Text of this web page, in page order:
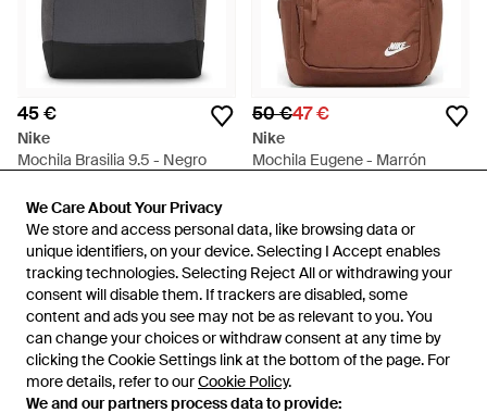
We Care About Your Privacy
We store and access personal data, like browsing data or
unique identifiers, on your device. Selecting I Accept enables
tracking technologies. Selecting Reject All or withdrawing your
consent will disable them. If trackers are disabled, some
content and ads you see may not be as relevant to you. You
can change your choices or withdraw consent at any time by
clicking the Cookie Settings link at the bottom of the page. For
more details, refer to ourCookie Policy.
We and our partners process data to provide:
We Care About Your Privacy
We store and access personal data, like browsing data or
unique identifiers, on your device. Selecting I Accept enables
tracking technologies. Selecting Reject All or withdrawing your
consent will disable them. If trackers are disabled, some
content and ads you see may not be as relevant to you. You
can change your choices or withdraw consent at any time by
clicking the Cookie Settings link at the bottom of the page. For
more details, refer to ourCookie Policy.
We and our partners process data to provide:
45 €
Nike
Mochila Brasilia 9.5 - Negro
50 €47 €
Nike
Mochila Eugene - Marrón